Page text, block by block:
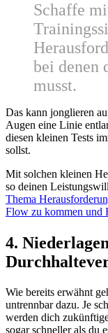
Schaffe
bei denen
musst.
Das kann jonglieren
Augen eine Linie
diesen kleinen Tests
sollst.
Mit solchen kleinen
so deinen
Thema
Flow zu kommen und
4.
Wie bereits erwähnt
untrennbar dazu. Je
werden dich
sogar schneller als du